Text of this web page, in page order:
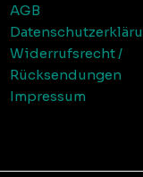
AGB
Widerrufsrecht /
Rücksendungen
Impressum